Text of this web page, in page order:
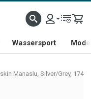
Wassersport
Manaslu, Silver/Grey, 174